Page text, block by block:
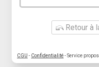
Retour à
CGU - Confidentialité- Service